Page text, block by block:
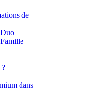
de
Duo
?
dans